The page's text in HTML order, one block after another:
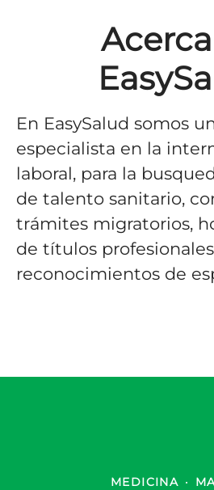
En EasySalud somos
especialista en la
laboral, para la
de talento sanitario,
trámites migratorios,
de títulos
reconocimientos de
MEDICINA ·